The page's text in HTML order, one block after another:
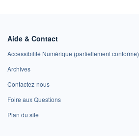
Aide & Contact
Accessibilité Numérique (partiellement conforme)
Archives
Contactez-nous
Foire aux Questions
Plan du site